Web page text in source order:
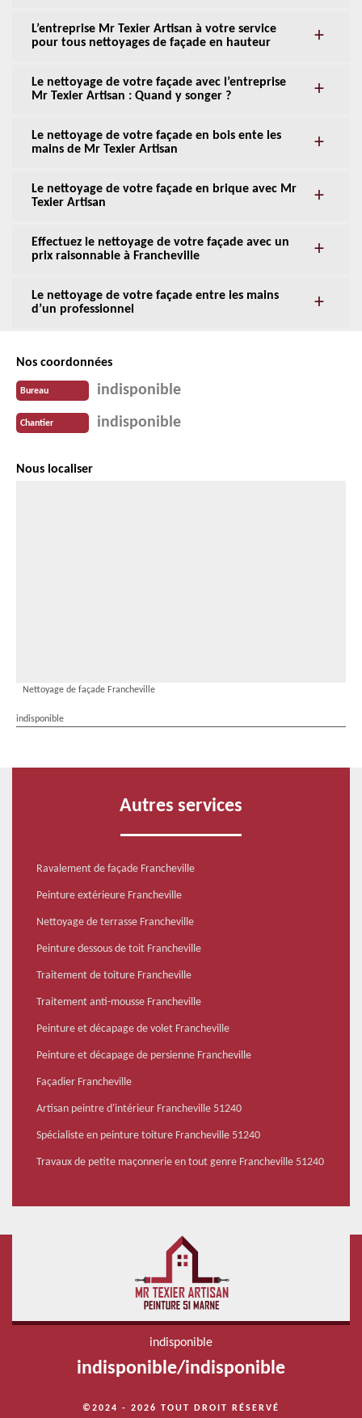
L’entreprise Mr Texier Artisan à votre service
pour tous nettoyages de façade en hauteur
Le nettoyage de votre façade avec l’entreprise
Mr Texier Artisan : Quand y songer ?
Le nettoyage de votre façade en bois ente les
mains de Mr Texier Artisan
Le nettoyage de votre façade en brique avec Mr
Texier Artisan
Effectuez le nettoyage de votre façade avec un
prix raisonnable à Francheville
Le nettoyage de votre façade entre les mains
d’un professionnel
Nos coordonnées
Bureau indisponible
Chantier indisponible
Nous localiser
Nettoyage de façade Francheville
indisponible
Autres services
Ravalement de façade Francheville
Peinture extérieure Francheville
Nettoyage de terrasse Francheville
Peinture dessous de toit Francheville
Traitement de toiture Francheville
Traitement anti-mousse Francheville
Peinture et décapage de volet Francheville
Peinture et décapage de persienne Francheville
Façadier Francheville
Artisan peintre d'intérieur Francheville 51240
Spécialiste en peinture toiture Francheville 51240
Travaux de petite maçonnerie en tout genre Francheville 51240
indisponible
indisponible/indisponible
©2024 - 2026 TOUT DROIT RÉSERVÉ